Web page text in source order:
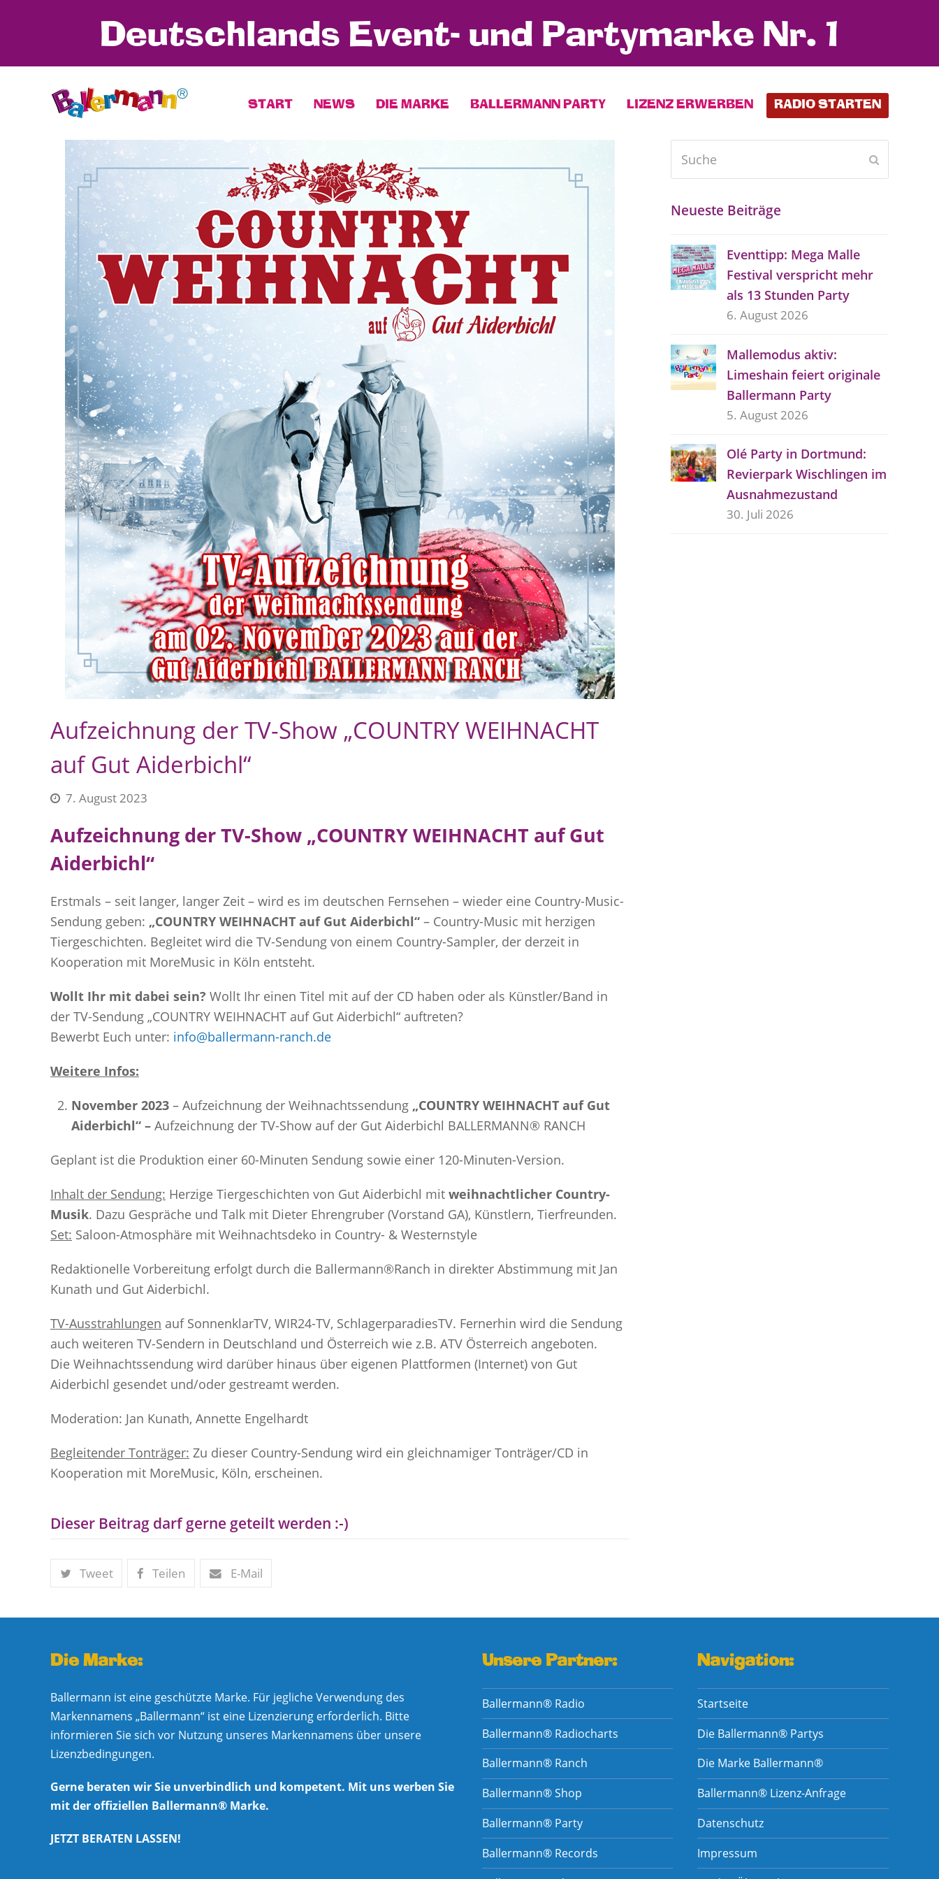
Deutschlands Event- und Partymarke Nr. 1
START NEWS DIE MARKE BALLERMANN PARTY LIZENZ ERWERBEN RADIO STARTEN
Aufzeichnung der TV-Show „COUNTRY WEIHNACHT
auf Gut Aiderbichl“
7. August 2023
Aufzeichnung der TV-Show „COUNTRY WEIHNACHT auf Gut
Aiderbichl“
Erstmals – seit langer, langer Zeit – wird es im deutschen Fernsehen – wieder eine Country-Music-
Sendung geben: „COUNTRY WEIHNACHT auf Gut Aiderbichl“ – Country-Music mit herzigen
Tiergeschichten. Begleitet wird die TV-Sendung von einem Country-Sampler, der derzeit in
Kooperation mit MoreMusic in Köln entsteht.
Wollt Ihr mit dabei sein? Wollt Ihr einen Titel mit auf der CD haben oder als Künstler/Band in
der TV-Sendung „COUNTRY WEIHNACHT auf Gut Aiderbichl“ auftreten?
Bewerbt Euch unter: info@ballermann-ranch.de
Weitere Infos:
November 2023 – Aufzeichnung der Weihnachtssendung „COUNTRY WEIHNACHT auf Gut
Aiderbichl“ – Aufzeichnung der TV-Show auf der Gut Aiderbichl BALLERMANN® RANCH
Geplant ist die Produktion einer 60-Minuten Sendung sowie einer 120-Minuten-Version.
Inhalt der Sendung: Herzige Tiergeschichten von Gut Aiderbichl mit weihnachtlicher Country-
Musik. Dazu Gespräche und Talk mit Dieter Ehrengruber (Vorstand GA), Künstlern, Tierfreunden.
Set: Saloon-Atmosphäre mit Weihnachtsdeko in Country- & Westernstyle
Redaktionelle Vorbereitung erfolgt durch die Ballermann®Ranch in direkter Abstimmung mit Jan
Kunath und Gut Aiderbichl.
TV-Ausstrahlungen auf SonnenklarTV, WIR24-TV, SchlagerparadiesTV. Fernerhin wird die Sendung
auch weiteren TV-Sendern in Deutschland und Österreich wie z.B. ATV Österreich angeboten.
Die Weihnachtssendung wird darüber hinaus über eigenen Plattformen (Internet) von Gut
Aiderbichl gesendet und/oder gestreamt werden.
Moderation: Jan Kunath, Annette Engelhardt
Begleitender Tonträger: Zu dieser Country-Sendung wird ein gleichnamiger Tonträger/CD in
Kooperation mit MoreMusic, Köln, erscheinen.
Dieser Beitrag darf gerne geteilt werden :-)
Tweet Teilen E-Mail
Neueste Beiträge
Eventtipp: Mega Malle
Festival verspricht mehr
als 13 Stunden Party
6. August 2026
Mallemodus aktiv:
Limeshain feiert originale
Ballermann Party
5. August 2026
Olé Party in Dortmund:
Revierpark Wischlingen im
Ausnahmezustand
30. Juli 2026
Die Marke:
Ballermann ist eine geschützte Marke. Für jegliche Verwendung des
Markennamens „Ballermann“ ist eine Lizenzierung erforderlich. Bitte
informieren Sie sich vor Nutzung unseres Markennamens über unsere
Lizenzbedingungen.
Gerne beraten wir Sie unverbindlich und kompetent. Mit uns werben Sie
mit der offiziellen Ballermann® Marke.
JETZT BERATEN LASSEN!
Unsere Partner:
Ballermann® Radio
Ballermann® Radiocharts
Ballermann® Ranch
Ballermann® Shop
Ballermann® Party
Ballermann® Records
Navigation:
Startseite
Die Ballermann® Partys
Die Marke Ballermann®
Ballermann® Lizenz-Anfrage
Datenschutz
Impressum